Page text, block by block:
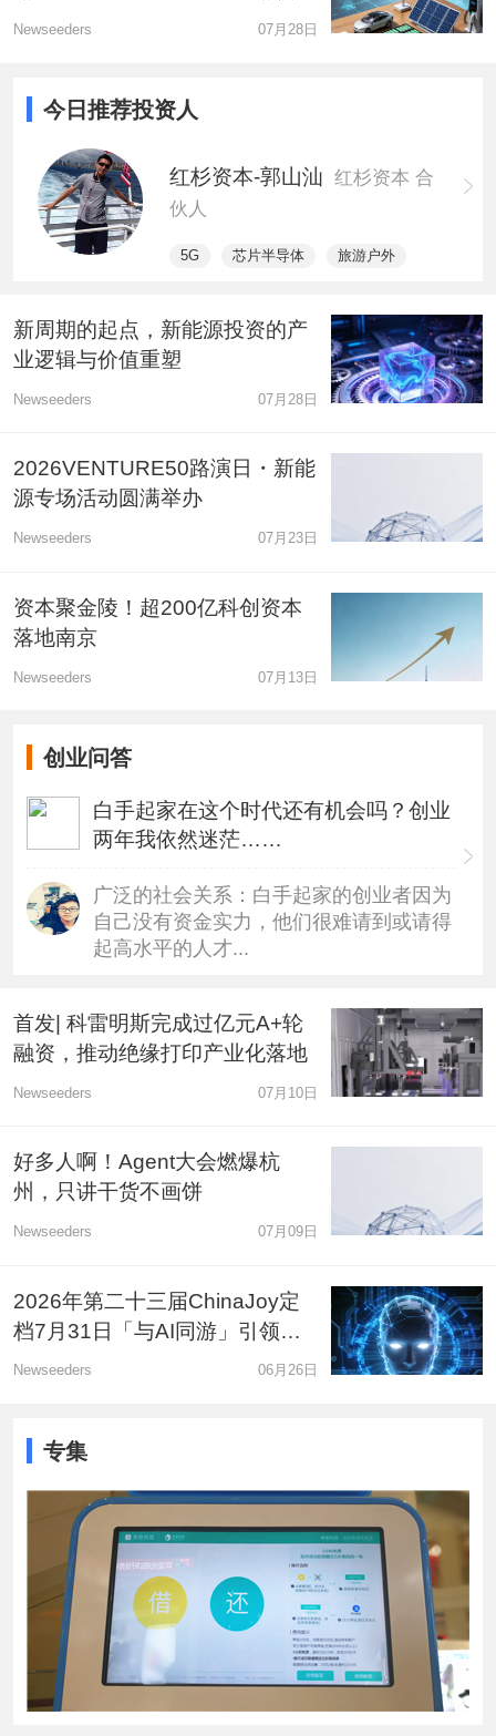
新能源专场
Newseeders 07月28日
今日推荐投资人
红杉资本-郭山汕 红杉资本 合
伙人
5G 芯片半导体 旅游户外
新周期的起点，新能源投资的产
业逻辑与价值重塑
Newseeders 07月28日
2026VENTURE50路演日・新能
源专场活动圆满举办
Newseeders 07月23日
资本聚金陵！超200亿科创资本
落地南京
Newseeders 07月13日
创业问答
白手起家在这个时代还有机会吗？创业
两年我依然迷茫……
广泛的社会关系：白手起家的创业者因为
自己没有资金实力，他们很难请到或请得
起高水平的人才...
首发| 科雷明斯完成过亿元A+轮
融资，推动绝缘打印产业化落地
Newseeders 07月10日
好多人啊！Agent大会燃爆杭
州，只讲干货不画饼
Newseeders 07月09日
2026年第二十三届ChinaJoy定
档7月31日「与AI同游」引领全
球数字娱乐新风向
Newseeders 06月26日
专集